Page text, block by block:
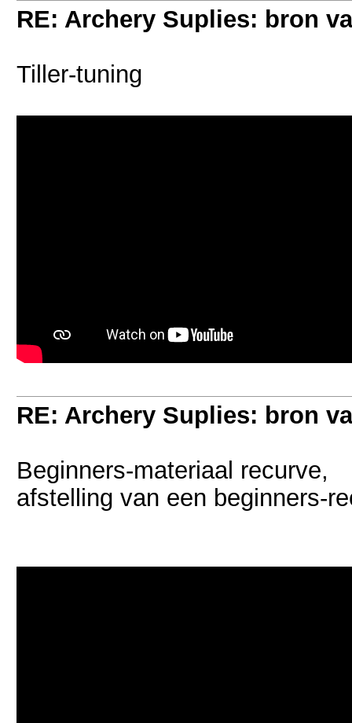
RE: Archery Suplies: bron
Tiller-tuning
RE: Archery Suplies: bron
Beginners-materiaal recurve,
afstelling van een beginners-